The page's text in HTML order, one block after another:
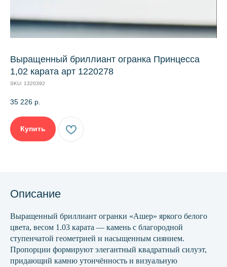
Выращенный бриллиант огранка Принцесса
1,02 карата арт 1220278
SKU: 1320392
35 226 р.
Купить
Описание
Выращенный бриллиант огранки «Ашер» яркого белого
цвета, весом 1.03 карата — камень с благородной
ступенчатой геометрией и насыщенным сиянием.
Пропорции формируют элегантный квадратный силуэт,
придающий камню утончённость и визуальную